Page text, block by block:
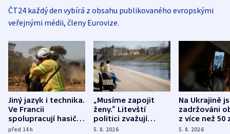
ČT24 každý den vybírá z obsahu publikovaného evropskými
veřejnými médii, členy Eurovize.
Jiný jazyk i technika.
Ve Francii
spolupracují hasiči z
různých zemí
před 14h
„Musíme zapojit
ženy.“ Litevští
politici zvažují
dohodu o
5. 8. 2026
Na Ukrajině
zadržováni
z více než 50
Bojovali na
5. 8. 2026